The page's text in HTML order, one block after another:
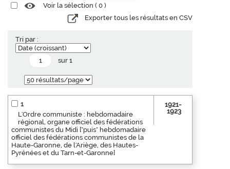
Voir la sélection ( 0 )
Exporter tous les résultats en CSV
Tri par :
sur 1
1
L'Ordre communiste : hebdomadaire
régional, organe officiel des fédérations
communistes du Midi ["puis" hebdomadaire
officiel des fédérations communistes de la
Haute-Garonne, de l'Ariège, des Hautes-
Pyrénées et du Tarn-et-Garonne]
1921-
1923